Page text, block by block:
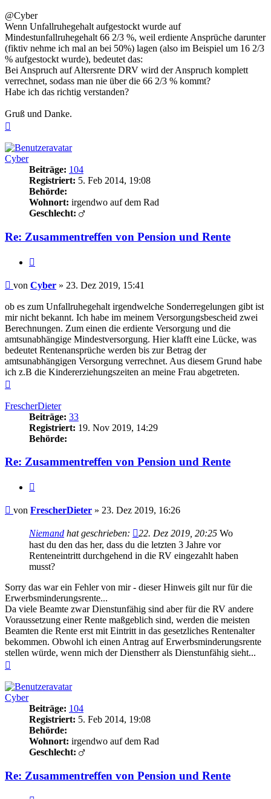
@Cyber
Wenn Unfallruhegehalt aufgestockt wurde auf
Mindestunfallruhegehalt 66 2/3 %, weil erdiente Ansprüche darunter
(fiktiv nehme ich mal an bei 50%) lagen (also im Beispiel um 16 2/3
% aufgestockt wurde), bedeutet das:
Bei Anspruch auf Altersrente DRV wird der Anspruch komplett
verrechnet, sodass man nie über die 66 2/3 % kommt?
Habe ich das richtig verstanden?
Gruß und Danke.
Cyber
Beiträge: 104
Registriert: 5. Feb 2014, 19:08
Behörde:
Wohnort: irgendwo auf dem Rad
Geschlecht:
Re: Zusammentreffen von Pension und Rente
Beitrag
von Cyber » 23. Dez 2019, 15:41
ob es zum Unfallruhegehalt irgendwelche Sonderregelungen gibt ist
mir nicht bekannt. Ich habe im meinem Versorgungsbescheid zwei
Berechnungen. Zum einen die erdiente Versorgung und die
amtsunabhängige Mindestversorgung. Hier klafft eine Lücke, was
bedeutet Rentenansprüche werden bis zur Betrag der
amtsunabhängigen Versorgung verrechnet. Aus diesem Grund habe
ich z.B die Kindererziehungszeiten an meine Frau abgetreten.
FrescherDieter
Beiträge: 33
Registriert: 19. Nov 2019, 14:29
Behörde:
Re: Zusammentreffen von Pension und Rente
Beitrag
von FrescherDieter » 23. Dez 2019, 16:26
Niemand hat geschrieben: 22. Dez 2019, 20:25 Wo
hast du den das her, dass du die letzten 3 Jahre vor
Renteneintritt durchgehend in die RV eingezahlt haben
musst?
Sorry das war ein Fehler von mir - dieser Hinweis gilt nur für die
Erwerbsminderungsrente...
Da viele Beamte zwar Dienstunfähig sind aber für die RV andere
Voraussetzung einer Rente maßgeblich sind, werden die meisten
Beamten die Rente erst mit Eintritt in das gesetzliches Rentenalter
bekommen. Obwohl ich einen Antrag auf Erwerbsminderungsrente
stellen würde, wenn mich der Dienstherr als Dienstunfähig sieht...
Cyber
Beiträge: 104
Registriert: 5. Feb 2014, 19:08
Behörde:
Wohnort: irgendwo auf dem Rad
Geschlecht:
Re: Zusammentreffen von Pension und Rente